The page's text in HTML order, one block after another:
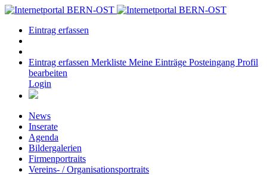
Eintrag erfassen
Eintrag erfassen Merkliste Meine Einträge Posteingang Profil
bearbeiten
Login
News
Inserate
Agenda
Bildergalerien
Firmenportraits
Vereins- / Organisationsportraits